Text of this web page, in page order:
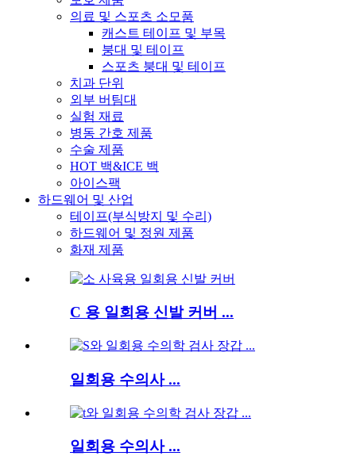
의료 및 스포츠 소모품
캐스트 테이프 및 부목
붕대 및 테이프
스포츠 붕대 및 테이프
치과 단위
외부 버팀대
실험 재료
병동 간호 제품
수술 제품
HOT 백&ICE 백
아이스팩
하드웨어 및 산업
테이프(부식방지 및 수리)
하드웨어 및 정원 제품
화재 제품
C 용 일회용 신발 커버 ...
일회용 수의사 ...
일회용 수의사 ...